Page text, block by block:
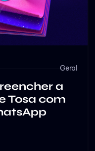
Geral
a
Tosa com